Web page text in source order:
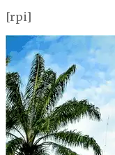
[rpi]